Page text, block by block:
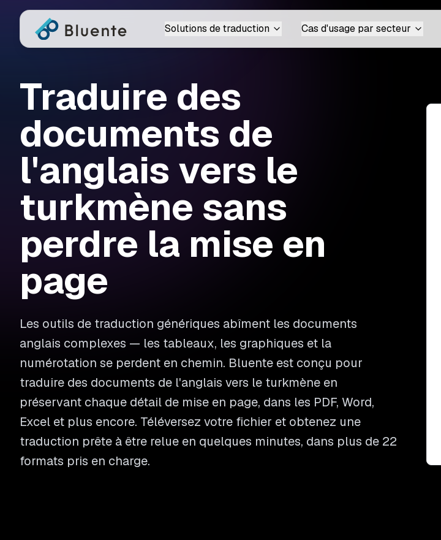
Solutions de traduction Cas d'usage par secteur
Traduire des
documents de
l'anglais vers le
turkmène sans
perdre la mise en
page
Les outils de traduction génériques abîment les documents
anglais complexes — les tableaux, les graphiques et la
numérotation se perdent en chemin. Bluente est conçu pour
traduire des documents de l'anglais vers le turkmène en
préservant chaque détail de mise en page, dans les PDF, Word,
Excel et plus encore. Téléversez votre fichier et obtenez une
traduction prête à être relue en quelques minutes, dans plus de 22
formats pris en charge.